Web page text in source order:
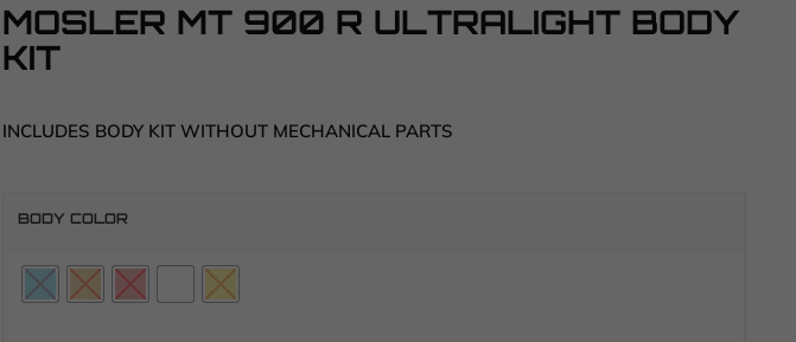
MOSLER MT 900 R ULTRALIGHT BODY
KIT
INCLUDES BODY KIT WITHOUT MECHANICAL PARTS
BODY COLOR